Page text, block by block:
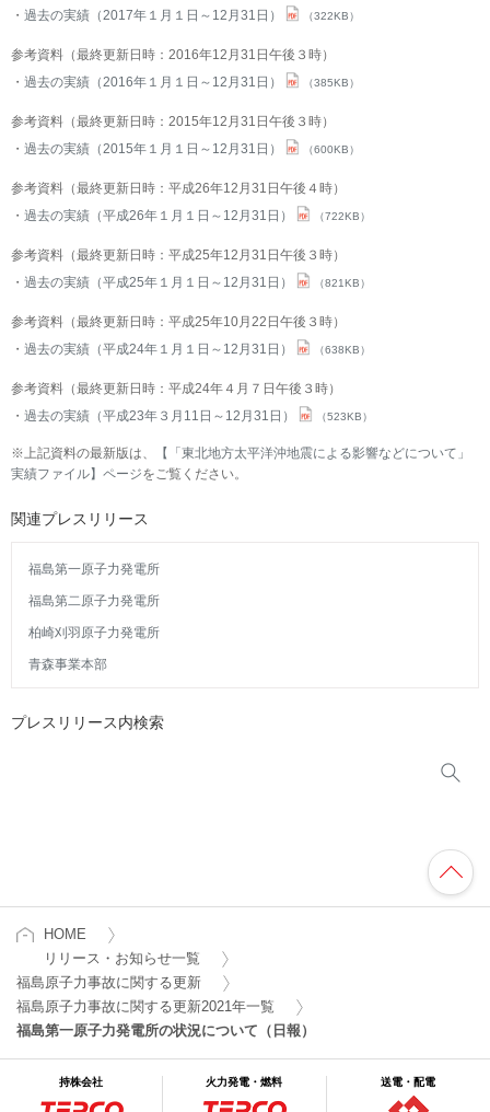
過去の実績（2017年１月１日～12月31日）
（322KB）
参考資料（最終更新日時：2016年12月31日午後３時）
過去の実績（2016年１月１日～12月31日）
（385KB）
参考資料（最終更新日時：2015年12月31日午後３時）
過去の実績（2015年１月１日～12月31日）
（600KB）
参考資料（最終更新日時：平成26年12月31日午後４時）
過去の実績（平成26年１月１日～12月31日）
（722KB）
参考資料（最終更新日時：平成25年12月31日午後３時）
過去の実績（平成25年１月１日～12月31日）
（821KB）
参考資料（最終更新日時：平成25年10月22日午後３時）
過去の実績（平成24年１月１日～12月31日）
（638KB）
参考資料（最終更新日時：平成24年４月７日午後３時）
過去の実績（平成23年３月11日～12月31日）
（523KB）
※上記資料の最新版は、
【「東北地方太平洋沖地震による影響などについて」
実績ファイル】ページをご覧ください。
関連プレスリリース
福島第一原子力発電所
福島第二原子力発電所
柏崎刈羽原子力発電所
青森事業本部
プレスリリース内検索
HOME
リリース・お知らせ一覧
福島原子力事故に関する更新
福島原子力事故に関する更新2021年一覧
福島第一原子力発電所の状況について（日報）
持株会社 火力発電・燃料 送電・配電